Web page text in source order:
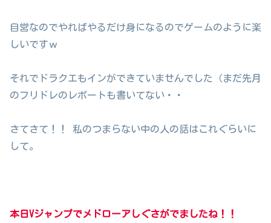
自営なのでやればやるだけ身になるのでゲームのように楽
しいですｗ
それでドラクエもインができていませんでした（まだ先月
のフリドレのレポートも書いてない・・
さてさて！！ 私のつまらない中の人の話はこれぐらいに
して。
本日Vジャンプでメドローアしぐさがでましたね！！